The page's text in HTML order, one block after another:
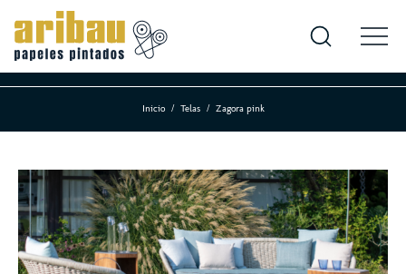
Inicio Telas Zagora pink